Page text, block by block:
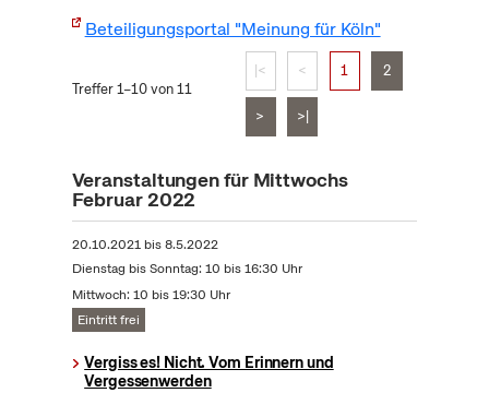
Beteiligungsportal "Meinung für Köln"
Treffer 1–10 von 11
|< < 1 2
> >|
Veranstaltungen für Mittwochs
Februar 2022
20.10.2021bis8.5.2022
Dienstag bis Sonntag: 10 bis 16:30 Uhr
Mittwoch: 10 bis 19:30 Uhr
Eintritt frei
Vergiss es! Nicht. Vom Erinnern und
Vergessenwerden